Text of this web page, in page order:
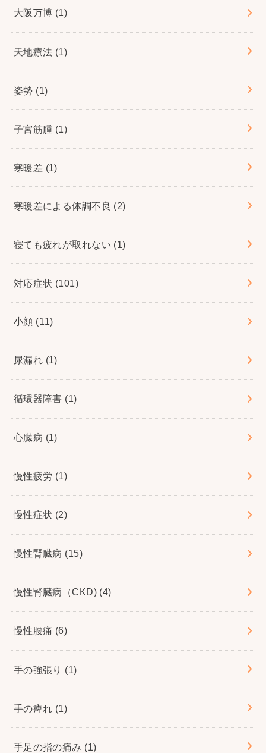
大阪万博 (1)
天地療法 (1)
姿勢 (1)
子宮筋腫 (1)
寒暖差 (1)
寒暖差による体調不良 (2)
寝ても疲れが取れない (1)
対応症状 (101)
小顔 (11)
尿漏れ (1)
循環器障害 (1)
心臓病 (1)
慢性疲労 (1)
慢性症状 (2)
慢性腎臓病 (15)
慢性腎臓病（CKD) (4)
慢性腰痛 (6)
手の強張り (1)
手の痺れ (1)
手足の指の痛み (1)